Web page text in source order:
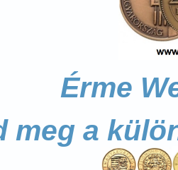
Érme
meg a